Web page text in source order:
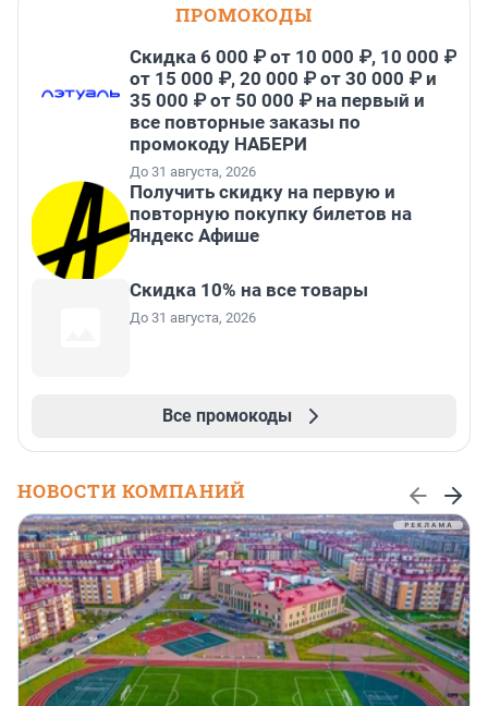
ПРОМОКОДЫ
Скидка 6 000 ₽ от 10 000 ₽, 10 000 ₽
от 15 000 ₽, 20 000 ₽ от 30 000 ₽ и
35 000 ₽ от 50 000 ₽ на первый и
все повторные заказы по
промокоду НАБЕРИ
До 31 августа, 2026
Получить скидку на первую и
повторную покупку билетов на
Яндекс Афише
Скидка 10% на все товары
До 31 августа, 2026
Все промокоды
НОВОСТИ КОМПАНИЙ